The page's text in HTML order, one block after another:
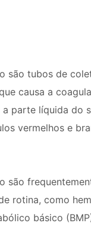
são tubos de
causa a
parte líquida do
vermelhos e
são
rotina, como
básico